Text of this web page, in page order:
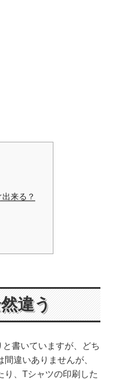
来る？
違う
書いていますが、どち
違いありませんが、
り、Tシャツの印刷した